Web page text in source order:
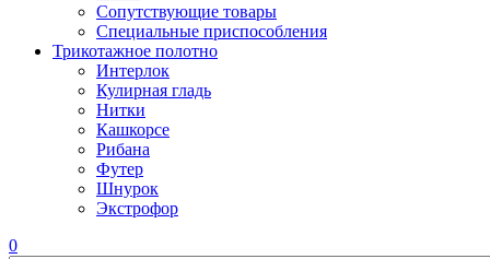
Сопутствующие товары
Специальные приспособления
Трикотажное полотно
Интерлок
Кулирная гладь
Нитки
Кашкорсе
Рибана
Футер
Шнурок
Экстрофор
0